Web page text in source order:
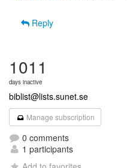
Reply
1011
days inactive
biblist@lists.sunet.se
Manage subscription
0 comments
1 participants